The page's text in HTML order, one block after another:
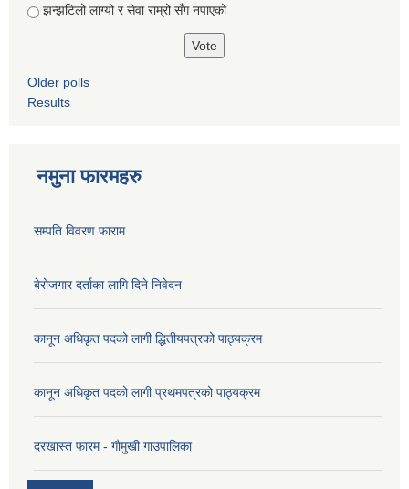
झन्झटिलो लाग्यो र सेवा राम्रो सँग नपाएको
Older polls
Results
नमुना फारमहरु
सम्पति विवरण फाराम
बेरोजगार दर्ताका लागि दिने निवेदन
कानून अधिकृत पदको लागी द्धितीयपत्रको पाठ्यक्रम
कानून अधिकृत पदको लागी प्रथमपत्रको पाठ्यक्रम
दरखास्त फारम - गाैमुखी गाउपालिका